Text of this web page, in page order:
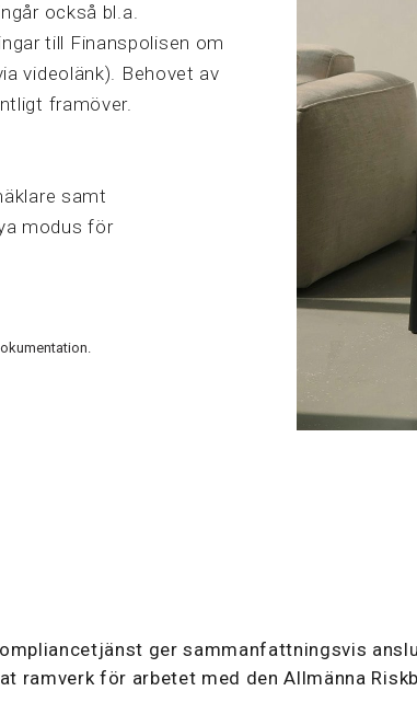
också bl.a.
till Finanspolisen om
videolänk). Behovet av
framöver.
samt
modus för
ger sammanfattningsvis
ramverk för arbetet med den Allmänna